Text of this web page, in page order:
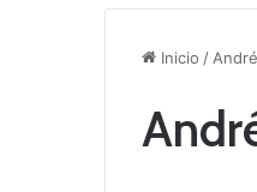
Inicio /